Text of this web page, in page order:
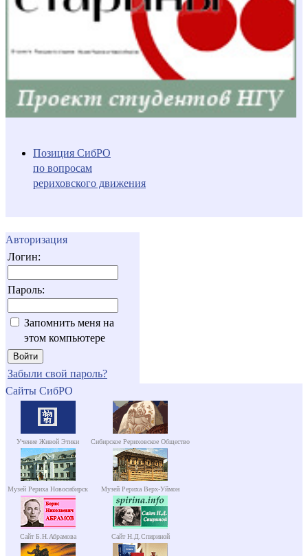
Позиция СибРО
по вопросам
рериховского движения
Авторизация
Логин:
Пароль:
Запомнить меня на
этом компьютере
Забыли свой пароль?
Сайты СибРО
Учение Живой Этики Сибирское Рериховское Общество
Музей Рериха Новосибирск Музей Рериха Верх-Уймон
Сайт Б.Н.Абрамова Сайт Н.Д.Спириной